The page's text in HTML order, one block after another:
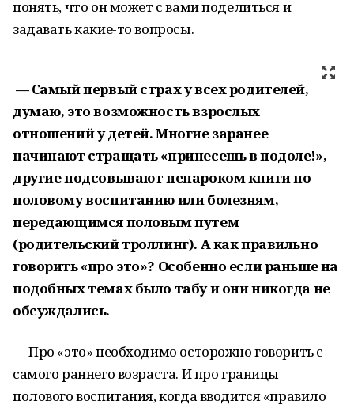
понять, что он может с вами поделиться и
задавать какие-то вопросы.
— Самый первый страх у всех родителей,
думаю, это возможность взрослых
отношений у детей. Многие заранее
начинают стращать «принесешь в подоле!»,
другие подсовывают ненароком книги по
половому воспитанию или болезням,
передающимся половым путем
(родительский троллинг). А как правильно
говорить «про это»? Особенно если раньше на
подобных темах было табу и они никогда не
обсуждались.
— Про «это» необходимо осторожно говорить с
самого раннего возраста. И про границы
полового воспитания, когда вводится «правило